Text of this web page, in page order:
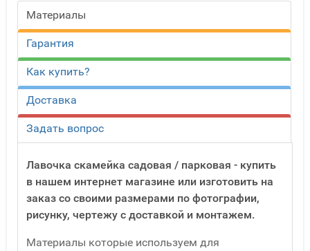
Материалы
Гарантия
Как купить?
Доставка
Задать вопрос
Лавочка скамейка садовая / парковая - купить
в нашем интернет магазине или изготовить на
заказ со своими размерами по фотографии,
рисунку, чертежу с доставкой и монтажем.
Материалы которые используем для